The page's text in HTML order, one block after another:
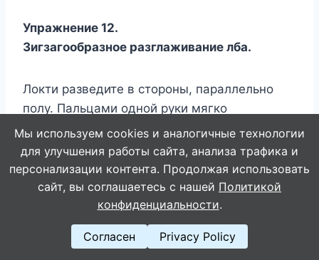
Упражнение 12.
Зигзагообразное разглаживание лба.
Локти разведите в стороны, параллельно
полу. Пальцами одной руки мягко
разгладьте лоб справа налево от одного
виска к другому зигзагообразными
движениями, не стремясь при этом сдвигать
кожу, затем совершите такие же движения в
обратном направлении. После этого обеими
руками разгладьте лоб, – совершая
горизонтальные давящие разглаживающие
Мы используем cookies и аналогичные технологии
для улучшения работы сайта, анализа трафика и
персонализации контента. Продолжая использовать
сайт, вы соглашаетесь с нашей Политикой
конфиденциальности.
Согласен Privacy Policy